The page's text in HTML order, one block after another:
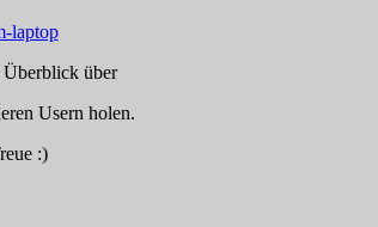
über
Usern holen.
:)